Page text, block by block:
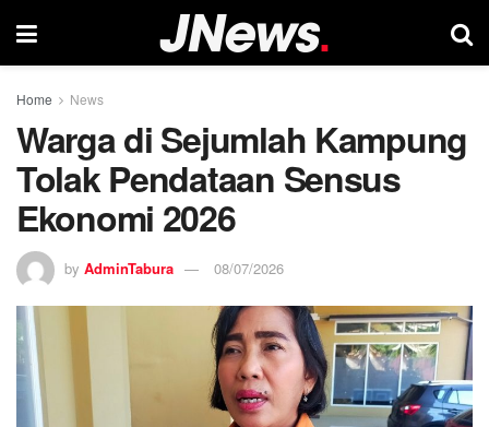
Home News
Warga di Sejumlah Kampung
Tolak Pendataan Sensus
Ekonomi 2026
by AdminTabura 08/07/2026